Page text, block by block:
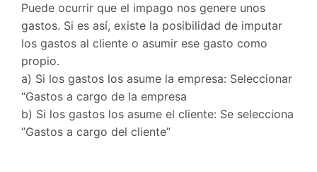
Puede ocurrir que el impago nos genere unos
gastos. Si es así, existe la posibilidad de imputar
los gastos al cliente o asumir ese gasto como
propio.
a) Si los gastos los asume la empresa: Seleccionar
“Gastos a cargo de la empresa
b) Si los gastos los asume el cliente: Se selecciona
”Gastos a cargo del cliente”